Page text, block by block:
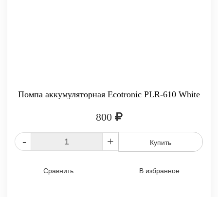
Помпа аккумуляторная Ecotronic PLR-610 White
800
- + Купить
Сравнить В избранное